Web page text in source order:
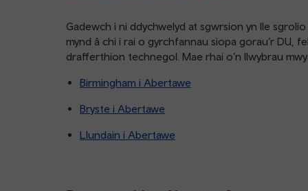
Gadewch i ni ddychwelyd at sgwrsion yn lle
mynd â chi i rai o gyrchfannau siopa gorau’r DU,
drafferthion technegol. Mae rhai o’n llwybrau
Birmingham i Abertawe
Bryste i Abertawe
Llundain i Abertawe